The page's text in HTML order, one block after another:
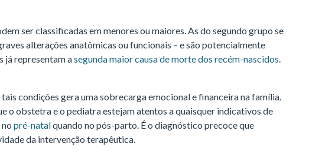
ser classificadas em menores ou maiores. As do segundo grupo se
alterações anatômicas ou funcionais – e são potencialmente
já representam asegunda maior causa de morte dos recém-nascidos.
condições gera uma sobrecarga emocional e financeira na família.
o obstetra e o pediatra estejam atentos a quaisquer indicativos de
pré-natalquando no pós-parto. É o diagnóstico precoce que
da intervenção terapêutica.